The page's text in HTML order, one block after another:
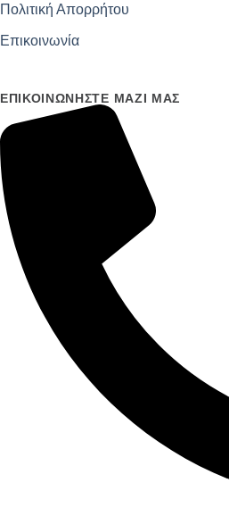
Πολιτική Απορρήτου
Επικοινωνία
ΕΠΙΚΟΙΝΩΝΉΣΤΕ ΜΑΖΊ ΜΑΣ